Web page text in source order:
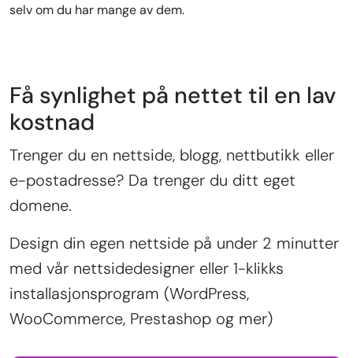
selv om du har mange av dem.
Få synlighet på nettet til en lav
kostnad
Trenger du en nettside, blogg, nettbutikk eller
e-postadresse? Da trenger du ditt eget
domene.
Design din egen nettside på under 2 minutter
med vår nettsidedesigner eller 1-klikks
installasjonsprogram (WordPress,
WooCommerce, Prestashop og mer)